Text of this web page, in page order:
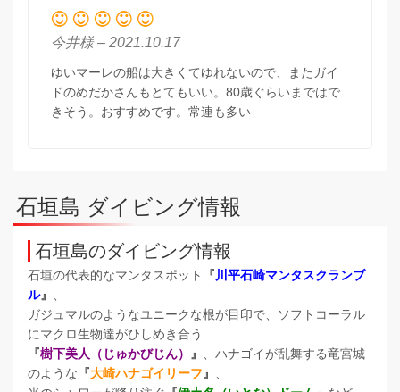
今井様 – 2021.10.17
ゆいマーレの船は大きくてゆれないので、またガイ
ドのめだかさんもとてもいい。80歳ぐらいまではで
きそう。おすすめです。常連も多い
石垣島 ダイビング情報
石垣島のダイビング情報
石垣の代表的なマンタスポット 『川平石崎マンタスクランブ
ル』
ガジュマルのようなユニークな根が目印で、ソフトコーラル
にマクロ生物達がひしめき合う
『樹下美人（じゅかびじん） 』
、ハナゴイが乱舞する竜宮城
のような 『大崎ハナゴイリーフ 』